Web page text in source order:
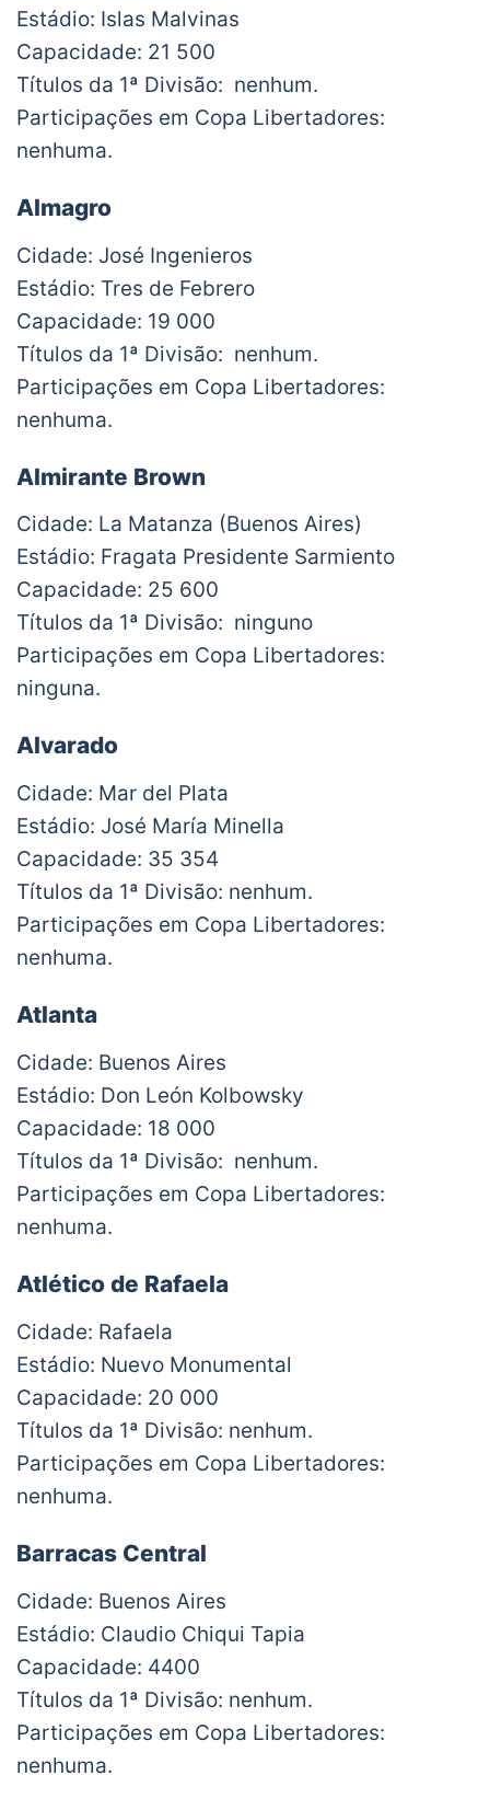
Estádio: Islas Malvinas
Capacidade: 21 500
Títulos da 1ª Divisão: nenhum.
Participações em Copa Libertadores:
nenhuma.
Almagro
Cidade: José Ingenieros
Estádio: Tres de Febrero
Capacidade: 19 000
Títulos da 1ª Divisão: nenhum.
Participações em Copa Libertadores:
nenhuma.
Almirante Brown
Cidade: La Matanza (Buenos Aires)
Estádio: Fragata Presidente Sarmiento
Capacidade: 25 600
Títulos da 1ª Divisão: ninguno
Participações em Copa Libertadores:
ninguna.
Alvarado
Cidade: Mar del Plata
Estádio: José María Minella
Capacidade: 35 354
Títulos da 1ª Divisão: nenhum.
Participações em Copa Libertadores:
nenhuma.
Atlanta
Cidade: Buenos Aires
Estádio: Don León Kolbowsky
Capacidade: 18 000
Títulos da 1ª Divisão: nenhum.
Participações em Copa Libertadores:
nenhuma.
Atlético de Rafaela
Cidade: Rafaela
Estádio: Nuevo Monumental
Capacidade: 20 000
Títulos da 1ª Divisão: nenhum.
Participações em Copa Libertadores:
nenhuma.
Barracas Central
Cidade: Buenos Aires
Estádio: Claudio Chiqui Tapia
Capacidade: 4400
Títulos da 1ª Divisão: nenhum.
Participações em Copa Libertadores:
nenhuma.